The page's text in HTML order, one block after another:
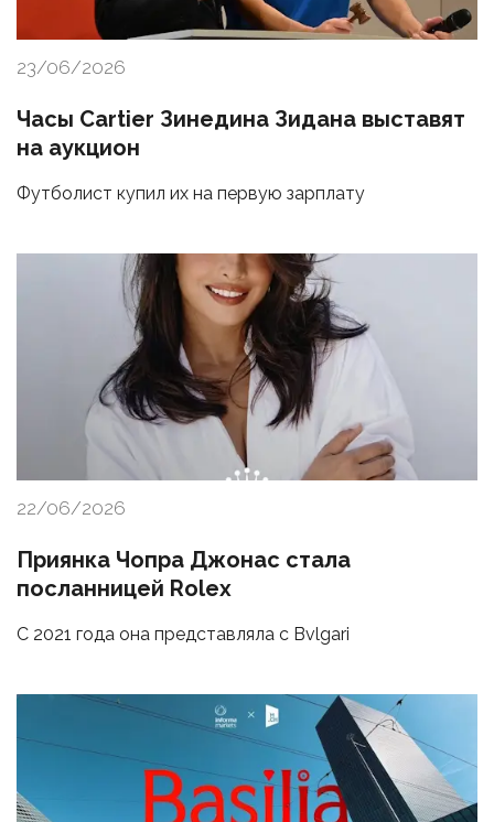
23/06/2026
Часы Cartier Зинедина Зидана выставят
на аукцион
Футболист купил их на первую зарплату
22/06/2026
Приянка Чопра Джонас стала
посланницей Rolex
С 2021 года она представляла с Bvlgari